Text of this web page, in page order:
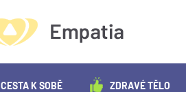
CESTA K SOBĚ ZDRAVÉ TĚLO